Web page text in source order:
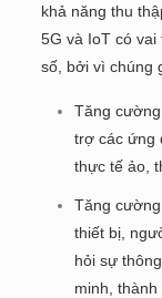
khả năng thu
5G và IoT có
số, bởi vì chúng
Tăng
trợ các ứng
thực tế ảo,
Tăng
thiết bị,
hỏi sự
minh, thành